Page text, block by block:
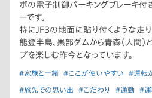
ボの電子制御パーキングブレーキ付
ーです。
特にJF3の地面に貼り付くような走
能登半島､黒部ダムから青森（大間）
プを楽しむ昨今となっています。
#家族と一緒 #ここが使いやすい #運転
#旅先での思い出 #こだわり #通勤 #運